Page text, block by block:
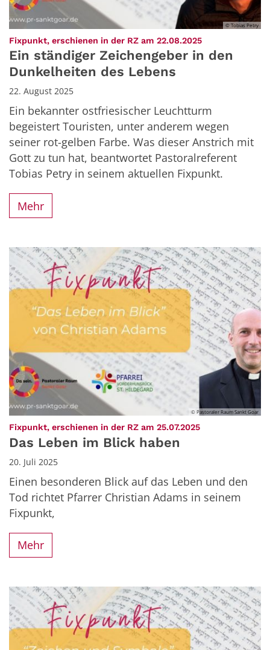
© Tobias Petry
Fixpunkt, erschienen in der RZ am 22.08.2025:
Ein ständiger Zeichengeber in den
Dunkelheiten des Lebens
22. August 2025
Ein bekannter ostfriesischer Leuchtturm
begeistert Touristen, unter anderem wegen
seiner rot-gelben Farbe. Was dieser Anstrich mit
Gott zu tun hat, beantwortet Pastoralreferent
Tobias Petry in seinem aktuellen Fixpunkt.
Mehr
© Pastoraler Raum Sankt Goar
Fixpunkt, erschienen in der RZ am 25.07.2025:
Das Leben im Blick haben
20. Juli 2025
Einen besonderen Blick auf das Leben und den
Tod richtet Pfarrer Christian Adams in seinem
Fixpunkt,
Mehr